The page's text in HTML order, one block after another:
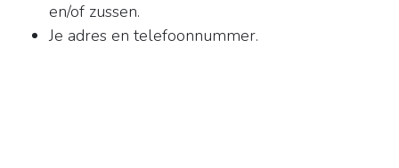
en/of zussen.
Je adres en telefoonnummer.